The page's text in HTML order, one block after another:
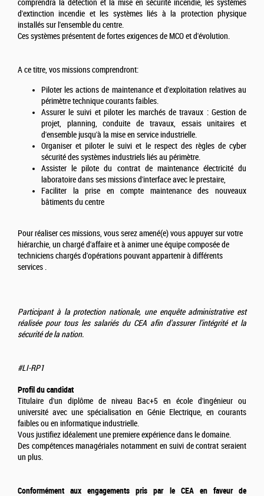
comprendra la détection et la mise en sécurité incendie, les systèmes
d'extinction incendie et les systèmes liés à la protection physique
installés sur l'ensemble du centre.
Ces systèmes présentent de fortes exigences de MCO et d'évolution.
A ce titre, vos missions comprendront:
Piloter les actions de maintenance et d'exploitation relatives au
périmètre technique courants faibles.
Assurer le suivi et piloter les marchés de travaux : Gestion de
projet, planning, conduite de travaux, essais unitaires et
d'ensemble jusqu'à la mise en service industrielle.
Organiser et piloter le suivi et le respect des règles de cyber
sécurité des systèmes industriels liés au périmètre.
Assister le pilote du contrat de maintenance électricité du
laboratoire dans ses missions d'interface avec le prestaire,
Faciliter la prise en compte maintenance des nouveaux
bâtiments du centre
Pour réaliser ces missions, vous serez amené(e) vous appuyer sur votre
hiérarchie, un chargé d'affaire et à animer une équipe composée de
techniciens chargés d'opérations pouvant appartenir à différents
services .
Participant à la protection nationale, une enquête administrative est
réalisée pour tous les salariés du CEA afin d'assurer l'intégrité et la
sécurité de la nation.
#LI-RP1
Profil du candidat
Titulaire d'un diplôme de niveau Bac+5 en école d'ingénieur ou
université avec une spécialisation en Génie Electrique, en courants
faibles ou en informatique industrielle.
Vous justifiez idéalement une premiere expérience dans le domaine.
Des compétences managériales notamment en suivi de contrat seraient
un plus.
Conformément aux engagements pris par le CEA en faveur de